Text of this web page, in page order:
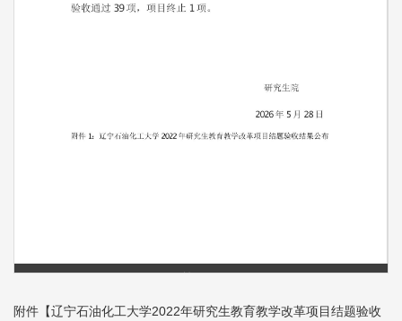
第 1 页
附件【辽宁石油化工大学2022年研究生教育教学改革项目结题验收